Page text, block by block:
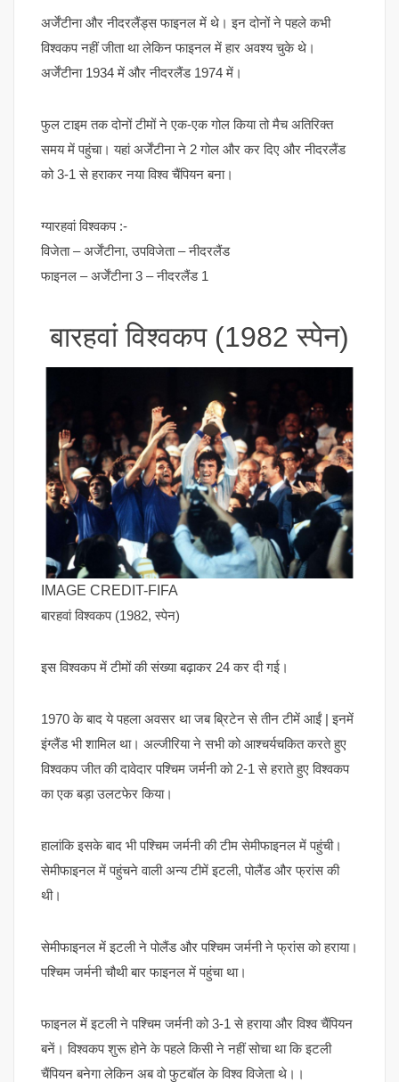
अर्जेंटीना और नीदरलैंड्स फाइनल में थे। इन दोनों ने पहले कभी
विश्वकप नहीं जीता था लेकिन फाइनल में हार अवश्य चुके थे।
अर्जेंटीना 1934 में और नीदरलैंड 1974 में।
फुल टाइम तक दोनों टीमों ने एक-एक गोल किया तो मैच अतिरिक्त
समय में पहुंचा। यहां अर्जेंटीना ने 2 गोल और कर दिए और नीदरलैंड
को 3-1 से हराकर नया विश्व चैंपियन बना।
ग्यारहवां विश्वकप :-
विजेता – अर्जेंटीना, उपविजेता – नीदरलैंड
फाइनल – अर्जेंटीना 3 – नीदरलैंड 1
बारहवां विश्वकप (1982 स्पेन)
IMAGE CREDIT-FIFA
बारहवां विश्वकप (1982, स्पेन)
इस विश्वकप में टीमों की संख्या बढ़ाकर 24 कर दी गई।
1970 के बाद ये पहला अवसर था जब ब्रिटेन से तीन टीमें आईं | इनमें
इंग्लैंड भी शामिल था। अल्जीरिया ने सभी को आश्चर्यचकित करते हुए
विश्वकप जीत की दावेदार पश्चिम जर्मनी को 2-1 से हराते हुए विश्वकप
का एक बड़ा उलटफेर किया।
हालांकि इसके बाद भी पश्चिम जर्मनी की टीम सेमीफाइनल में पहुंची।
सेमीफाइनल में पहुंचने वाली अन्य टीमें इटली, पोलैंड और फ्रांस की
थी।
सेमीफाइनल में इटली ने पोलैंड और पश्चिम जर्मनी ने फ्रांस को हराया।
पश्चिम जर्मनी चौथी बार फाइनल में पहुंचा था।
फाइनल में इटली ने पश्चिम जर्मनी को 3-1 से हराया और विश्व चैंपियन
बनें। विश्वकप शुरू होने के पहले किसी ने नहीं सोचा था कि इटली
चैंपियन बनेगा लेकिन अब वो फुटबॉल के विश्व विजेता थे।।